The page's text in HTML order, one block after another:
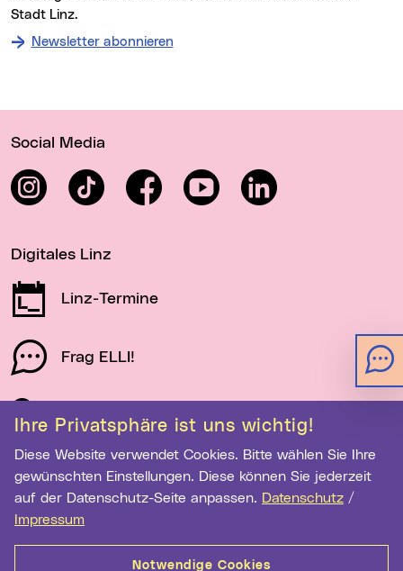
Ihre Privatsphäre ist uns wichtig!
Diese Website verwendet Cookies. Bitte wählen Sie Ihre
gewünschten Einstellungen. Diese können Sie jederzeit
auf der Datenschutz-Seite anpassen. Datenschutz /
Impressum
Notwendige Cookies
Stadt Linz.
Newsletter abonnieren
Social Media
InstagramTikTok FacebookYouTube LinkedIn
Digitales Linz
Linz-Termine
Frag ELLI!
Schau auf Linz
Newsletter-Anmeldung
E-Mail-Adresse eingeben